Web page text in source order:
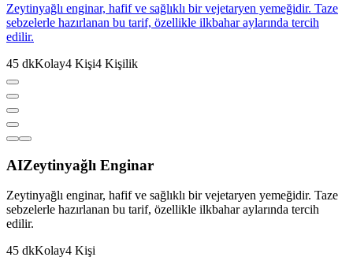
Zeytinyağlı enginar, hafif ve sağlıklı bir vejetaryen yemeğidir. Taze
sebzelerle hazırlanan bu tarif, özellikle ilkbahar aylarında tercih
edilir.
45 dkKolay4 Kişi4 Kişilik
AIZeytinyağlı Enginar
Zeytinyağlı enginar, hafif ve sağlıklı bir vejetaryen yemeğidir. Taze
sebzelerle hazırlanan bu tarif, özellikle ilkbahar aylarında tercih
edilir.
45 dkKolay4 Kişi